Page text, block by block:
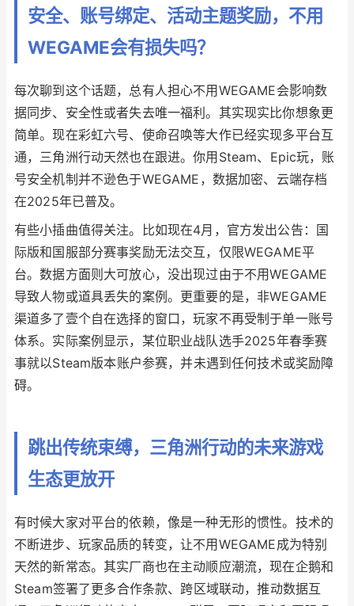
安全、账号绑定、活动主题奖励，不用
WEGAME会有损失吗？
每次聊到这个话题，总有人担心不用WEGAME会影响数
据同步、安全性或者失去唯一福利。其实现实比你想象更
简单。现在彩虹六号、使命召唤等大作已经实现多平台互
通，三角洲行动天然也在跟进。你用Steam、Epic玩，账
号安全机制并不逊色于WEGAME，数据加密、云端存档
在2025年已普及。
有些小插曲值得关注。比如现在4月，官方发出公告：国
际版和国服部分赛事奖励无法交互，仅限WEGAME平
台。数据方面则大可放心，没出现过由于不用WEGAME
导致人物或道具丢失的案例。更重要的是，非WEGAME
渠道多了壹个自在选择的窗口，玩家不再受制于单一账号
体系。实际案例显示，某位职业战队选手2025年春季赛
事就以Steam版本账户参赛，并未遇到任何技术或奖励障
碍。
跳出传统束缚，三角洲行动的未来游戏
生态更放开
有时候大家对平台的依赖，像是一种无形的惯性。技术的
不断进步、玩家品质的转变，让不用WEGAME成为特别
天然的新常态。其实厂商也在主动顺应潮流，现在企鹅和
Steam签署了更多合作条款、跨区域联动，推动数据互